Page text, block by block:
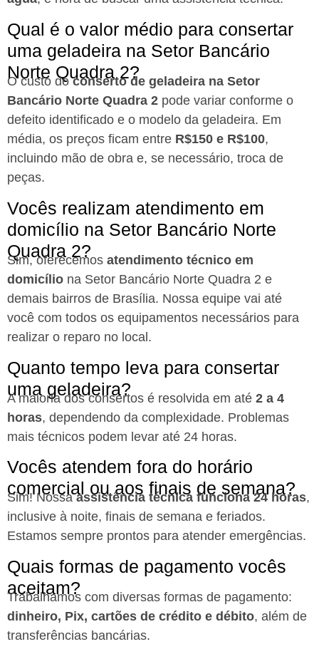
Qual é o valor médio para consertar
uma geladeira na Setor Bancário
Norte Quadra 2?
O custo doconserto de geladeira na Setor
Bancário Norte Quadra 2 pode variar conforme o
defeito identificado e o modelo da geladeira. Em
média, os preços ficam entre R$150 e R$100,
incluindo mão de obra e, se necessário, troca de
peças.
Vocês realizam atendimento em
domicílio na Setor Bancário Norte
Quadra 2?
Sim, oferecemos atendimento técnico em
domicílio na Setor Bancário Norte Quadra 2 e
demais bairros de Brasília. Nossa equipe vai até
você com todos os equipamentos necessários para
realizar o reparo no local.
Quanto tempo leva para consertar
uma geladeira?
A maioria dos consertos é resolvida em até 2 a 4
horas, dependendo da complexidade. Problemas
mais técnicos podem levar até 24 horas.
Vocês atendem fora do horário
comercial ou aos finais de semana?
Sim! Nossaassistência técnica funciona 24 horas,
inclusive à noite, finais de semana e feriados.
Estamos sempre prontos para atender emergências.
Quais formas de pagamento vocês
aceitam?
Trabalhamos com diversas formas de pagamento:
dinheiro, Pix, cartões de crédito e débito, além de
transferências bancárias.